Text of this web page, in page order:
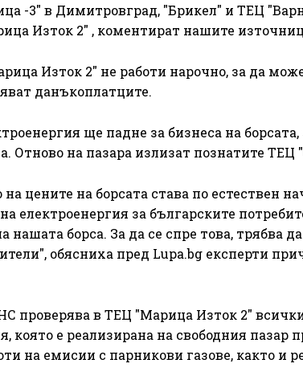
-3" в Димитровград, "Брикел" и ТЕЦ
Изток 2" , коментират нашите
Изток 2" не работи нарочно, за да
данъкоплатците.
ще падне за бизнеса на
Отново на пазара излизат познатите ТЕЦ
цените на борсата става по естествен
електроенергия за българските
нашата борса. За да се спре това, трябва
обясниха пред Lupa.bg експерти
проверява в ТЕЦ "Марица Изток 2" всички
която е реализирана на свободния пазар
на емисии с парникови газове, както и